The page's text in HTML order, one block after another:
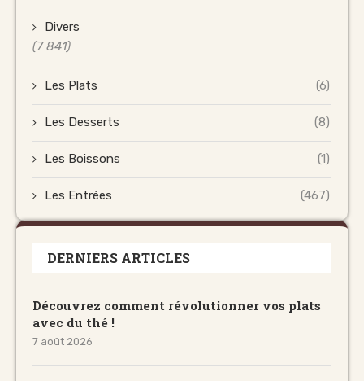
Divers
(7 841)
Les Plats (6)
Les Desserts (8)
Les Boissons (1)
Les Entrées (467)
DERNIERS ARTICLES
Découvrez comment révolutionner vos plats
avec du thé !
7 août 2026